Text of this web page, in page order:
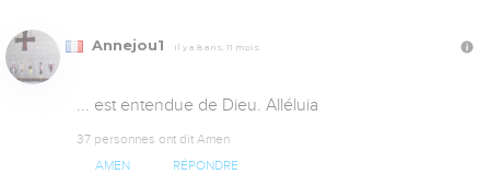
Annejou1 Il y a 8 ans, 11 mois
... est entendue de Dieu. Alléluia
37 personnes ont dit Amen
AMEN RÉPONDRE